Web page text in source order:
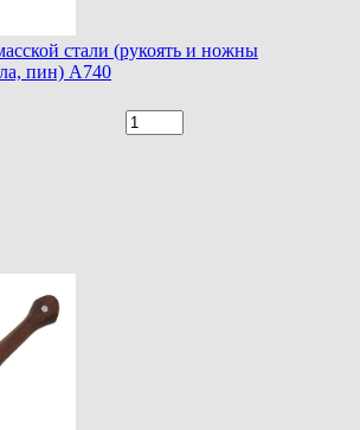
стали (рукоять и ножны
пин) A740